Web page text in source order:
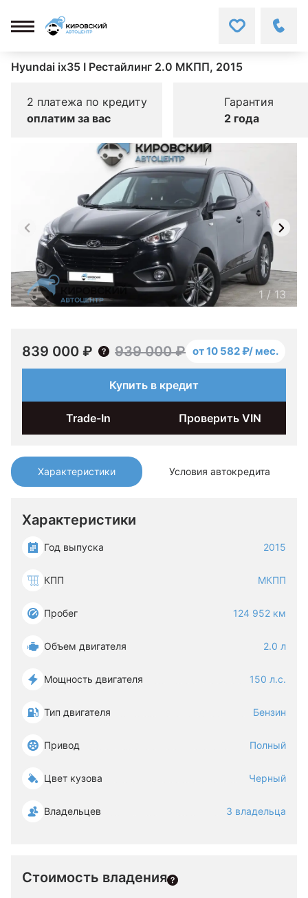
Hyundai ix35 I Рестайлинг 2.0 МКПП, 2015
2 платежа по кредиту
оплатим за вас
Гарантия
2 года
Характеристики Условия автокредита
Характеристики
Год выпуска 2015
КПП МКПП
Пробег 124 952 км
Объем двигателя 2.0 л
Мощность двигателя 150 л.с.
Тип двигателя Бензин
Привод Полный
Цвет кузова Черный
Владельцев 3 владельца
Стоимость владения
1 / 13
839 000 ₽ 939 000 ₽ от 10 582 ₽/ мес.
Купить в кредит
Trade-In Проверить VIN